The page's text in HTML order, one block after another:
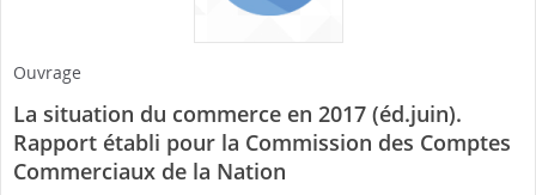
Ouvrage
La situation du commerce en 2017 (éd.juin).
Rapport établi pour la Commission des Comptes
Commerciaux de la Nation